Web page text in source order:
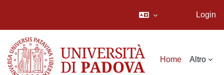
Login
Home Altro